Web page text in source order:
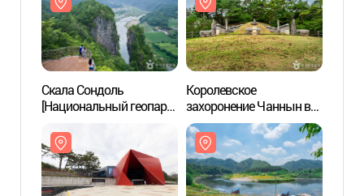
Скала Сондоль
[Национальный геопарк]
국가지질공원))
Королевское
захоронение Чаннын в
Ёнволе (Танчжон)
[Всемирное наследие
ЮНЕСКО] (영월 장릉
(단종) [유네스코
세계문화유산])